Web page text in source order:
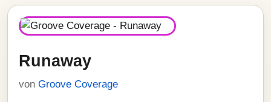
Runaway
von Groove Coverage